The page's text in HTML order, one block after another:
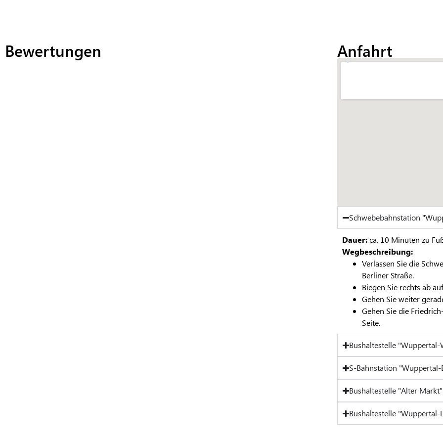
Bewertungen Anfahrt
Schwebebahnstation
Dauer:ca. 10 Minuten zu
Wegbeschreibung:
Verlassen Sie die
Berliner Straße.
Biegen Sie rechts ab
Gehen Sie weiter
Gehen Sie die
Seite.
Bushaltestelle
S-Bahnstation "Wuppertal-
Bushaltestelle "Alter Markt"
Bushaltestelle